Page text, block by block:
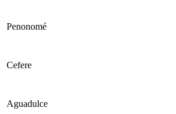
Penonomé
Cefere
Aguadulce